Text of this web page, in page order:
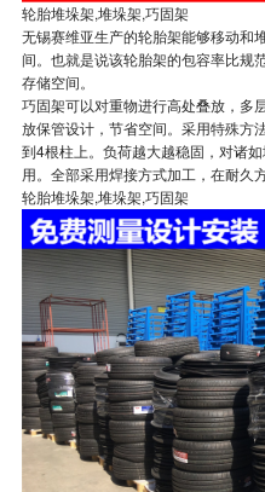
轮胎堆垛架,堆垛架,巧固架
无锡赛维亚生产的轮胎架能够移动和
间。也就是说该轮胎架的包容率比规
存储空间。
巧固架可以对重物进行高处叠放，多
放保管设计，节省空间。采用特殊方
到4根柱上。负荷越大越稳固，对诸
用。全部采用焊接方式加工，在耐久
轮胎堆垛架,堆垛架,巧固架